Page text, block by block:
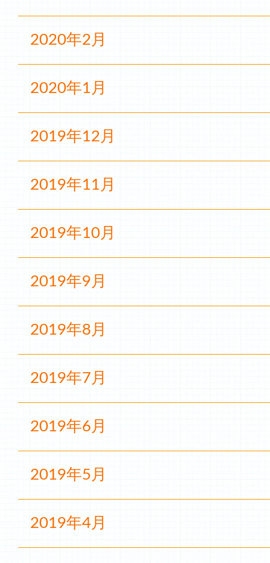
2020年2月
2020年1月
2019年12月
2019年11月
2019年10月
2019年9月
2019年8月
2019年7月
2019年6月
2019年5月
2019年4月